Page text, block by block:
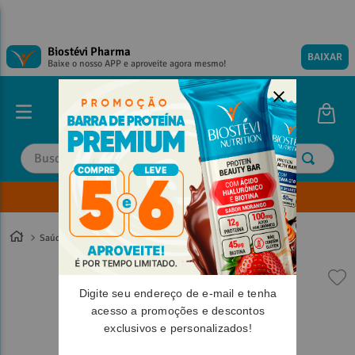
Biostévi Pharma
Baixe o nosso APP e aproveite agora mesmo! BAIXAR
Buscar
Envie sua Receita
Saúde
TERMOS MAIS BUSCADOS
magnesio
omega 3
tadalafila
coenzima q10
TERMOS MAIS BUSCADOS
magnesio
tadalafila
coenzima q10
Digite seu endereço de e-mail e tenha
acesso a promoções e descontos
exclusivos e personalizados!